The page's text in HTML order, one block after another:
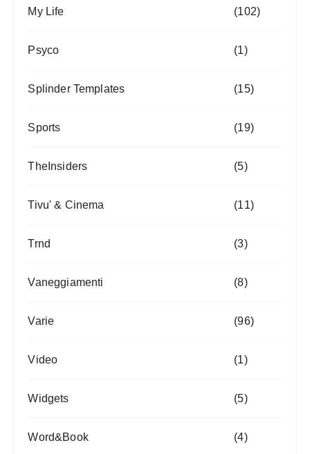
My Life (102)
Psyco (1)
Splinder Templates (15)
Sports (19)
TheInsiders (5)
Tivu' & Cinema (11)
Trnd (3)
Vaneggiamenti (8)
Varie (96)
Video (1)
Widgets (5)
Word&Book (4)